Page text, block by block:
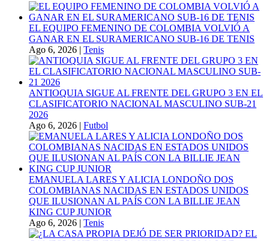
EL EQUIPO FEMENINO DE COLOMBIA VOLVIÓ A
GANAR EN EL SURAMERICANO SUB-16 DE TENIS
Ago 6, 2026 | Tenis
ANTIOQUIA SIGUE AL FRENTE DEL GRUPO 3 EN EL
CLASIFICATORIO NACIONAL MASCULINO SUB-21
2026
Ago 6, 2026 | Futbol
EMANUELA LARES Y ALICIA LONDOÑO DOS
COLOMBIANAS NACIDAS EN ESTADOS UNIDOS
QUE ILUSIONAN AL PAÍS CON LA BILLIE JEAN
KING CUP JUNIOR
Ago 6, 2026 | Tenis